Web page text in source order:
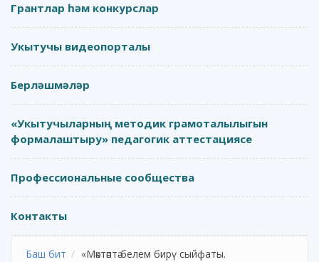
Грантлар һәм конкурслар
Укытучы видеопорталы
Берләшмәләр
«Укытучыларның методик грамоталылыгын
формалаштыру» педагогик аттестациясе
Профессиональные сообщества
Контакты
Баш бит
«Мәктәптә белем бирү сыйфаты.